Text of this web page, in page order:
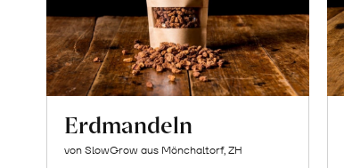
Erdmandeln
von SlowGrow aus Mönchaltorf, ZH